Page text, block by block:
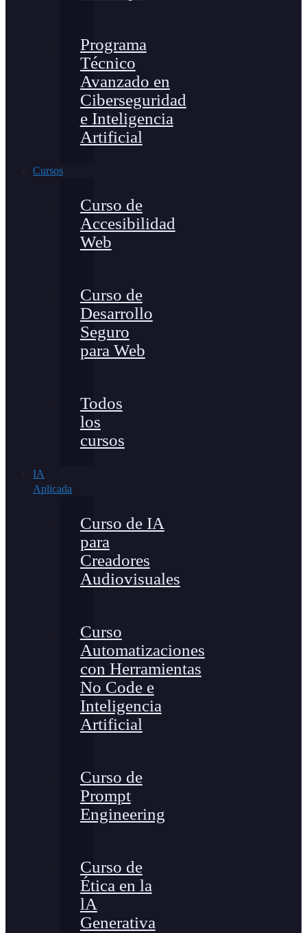
Programa
Técnico
Avanzado en
Ciberseguridad
e Inteligencia
Artificial
Cursos
Curso de
Accesibilidad
Web
Curso de
Desarrollo
Seguro
para Web
Todos
los
cursos
IA
Aplicada
Curso de IA
para
Creadores
Audiovisuales
Curso
Automatizaciones
con Herramientas
No Code e
Inteligencia
Artificial
Curso de
Prompt
Engineering
Curso de
Ética en la
lA
Generativa